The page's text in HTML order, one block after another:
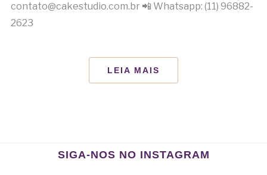
contato@cakestudio.com.br 📲 Whatsapp: (11) 96882-
2623
LEIA MAIS
SIGA-NOS NO INSTAGRAM